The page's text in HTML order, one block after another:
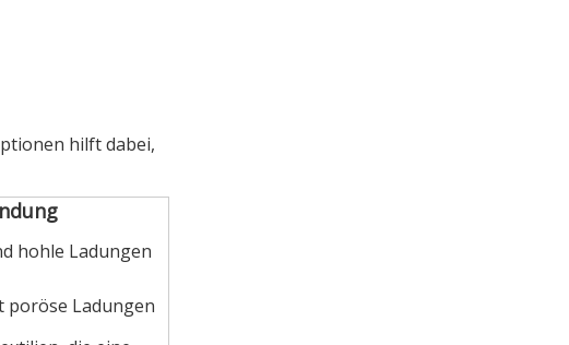
hilft dabei,
hohle Ladungen
poröse Ladungen